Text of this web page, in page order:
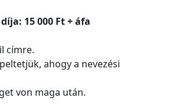
15 000 Ft + áfa
címre.
ahogy a nevezési
von maga után.